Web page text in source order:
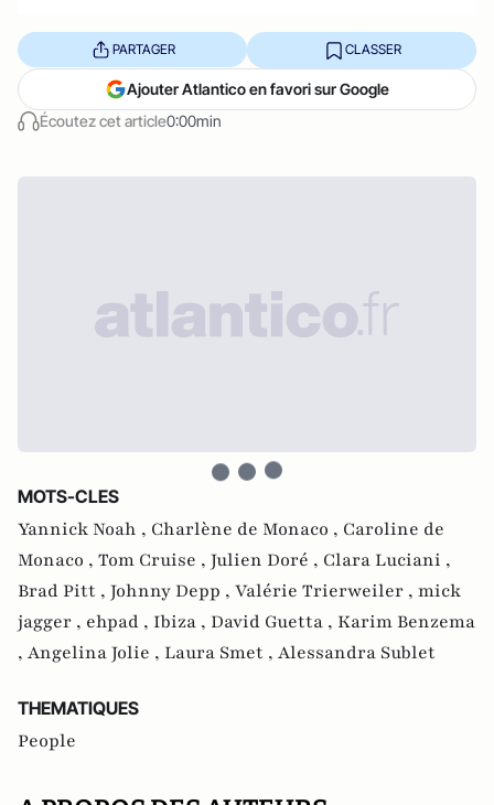
Écoutez cet article0:00min
PARTAGER CLASSER
Ajouter Atlantico en favori sur Google
MOTS-CLES
Yannick Noah , Charlène de Monaco , Caroline de
Monaco , Tom Cruise , Julien Doré , Clara Luciani ,
Brad Pitt , Johnny Depp , Valérie Trierweiler , mick
jagger , ehpad , Ibiza , David Guetta , Karim Benzema
, Angelina Jolie , Laura Smet , Alessandra Sublet
THEMATIQUES
People